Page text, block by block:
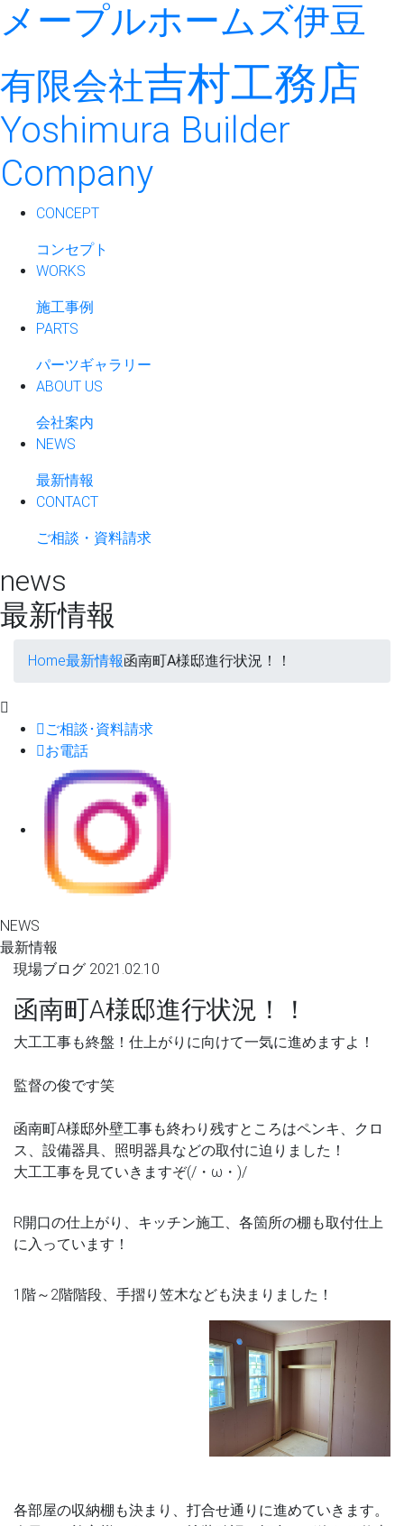
メープルホームズ伊豆
有限会社吉村工務店
Yoshimura Builder
Company
CONCEPT
コンセプト
WORKS
施工事例
PARTS
パーツギャラリー
ABOUT US
会社案内
NEWS
最新情報
CONTACT
ご相談・資料請求
news
最新情報
Home最新情報函南町A様邸進行状況！！
ご相談･資料請求
お電話
NEWS
最新情報
現場ブログ 2021.02.10
函南町A様邸進行状況！！
大工工事も終盤！仕上がりに向けて一気に進めますよ！
監督の俊です笑
函南町A様邸外壁工事も終わり残すところはペンキ、クロ
ス、設備器具、照明器具などの取付に迫りました！
大工工事を見ていきますぞ(/・ω・)/
R開口の仕上がり、キッチン施工、各箇所の棚も取付仕上
に入っています！
1階～2階階段、手摺り笠木なども決まりました！
各部屋の収納棚も決まり、打合せ通りに進めていきます。